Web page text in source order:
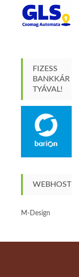
FIZESS
BANKKÁR
TYÁVAL!
WEBHOST
M-Design